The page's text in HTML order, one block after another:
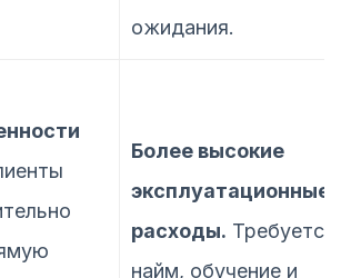
ожидания.
Более высокие
эксплуатационные
расходы. Требуется
найм, обучение и